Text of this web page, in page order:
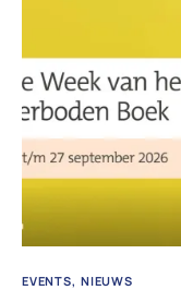
EVENTS NIEUWS